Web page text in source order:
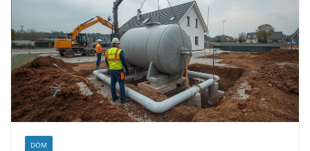
DOM